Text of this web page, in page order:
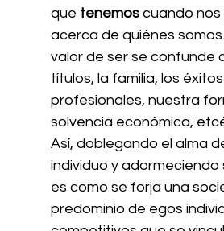
que tenemos cuando nos
acerca de quiénes
valor de ser se confunde
títulos, la familia, los éxitos
profesionales, nuestra
solvencia económica,
Así, doblegando el alma
individuo y adormeciendo
es como se forja una
predominio de egos